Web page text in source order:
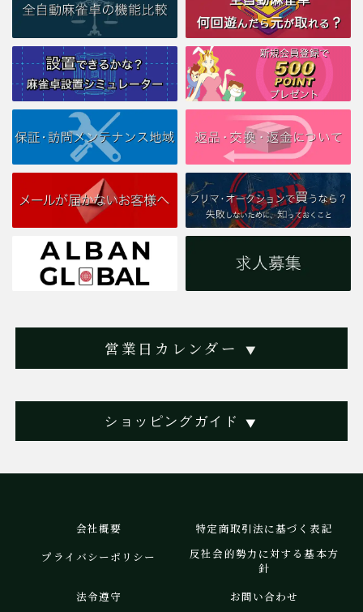
営業日カレンダー ▼
ショッピングガイド ▼
会社概要
特定商取引法に基づく表記
プライバシーポリシー
反社会的勢力に対する基本方
針
法令遵守
お問い合わせ